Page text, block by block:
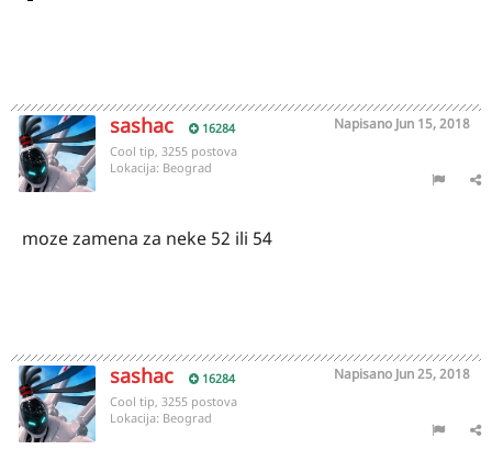
sashac 16284 Napisano Jun 15, 2018
Cool tip, 3255 postova
Lokacija: Beograd
moze zamena za neke 52 ili 54
sashac 16284 Napisano Jun 25, 2018
Cool tip, 3255 postova
Lokacija: Beograd